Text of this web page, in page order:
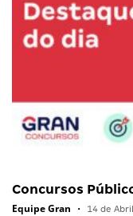
Concursos
Equipe Gran • 14 de Abril